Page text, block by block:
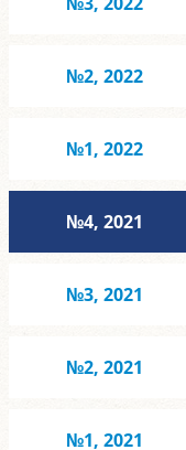
№2, 2022
№1, 2022
№4, 2021
№3, 2021
№2, 2021
№1, 2021